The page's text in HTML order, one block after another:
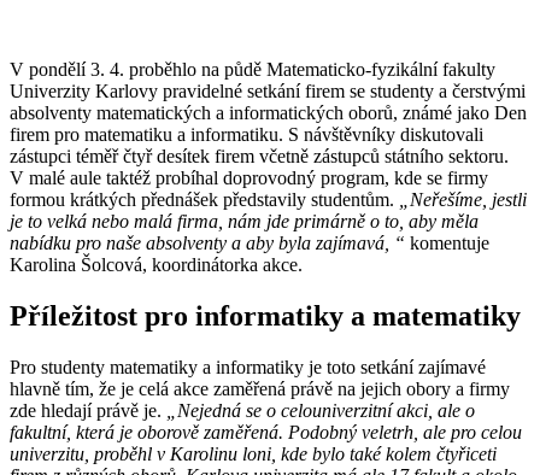
V pondělí 3. 4. proběhlo na půdě Matematicko-fyzikální fakulty
Univerzity Karlovy pravidelné setkání firem se studenty a čerstvými
absolventy matematických a informatických oborů, známé jako Den
firem pro matematiku a informatiku. S návštěvníky diskutovali
zástupci téměř čtyř desítek firem včetně zástupců státního sektoru.
V malé aule taktéž probíhal doprovodný program, kde se firmy
formou krátkých přednášek představily studentům.
„Neřešíme, jestli
je to velká nebo malá firma, nám jde primárně o to, aby měla
nabídku pro naše absolventy a aby byla zajímavá, “ komentuje
Karolina Šolcová, koordinátorka akce.
Příležitost pro informatiky a matematiky
Pro studenty matematiky a informatiky je toto setkání zajímavé
hlavně tím, že je celá akce zaměřená právě na jejich obory a firmy
zde hledají právě je.
„Nejedná se o celouniverzitní akci, ale o
fakultní, která je oborově zaměřená. Podobný veletrh, ale pro celou
univerzitu, proběhl v Karolinu loni, kde bylo také kolem čtyřiceti